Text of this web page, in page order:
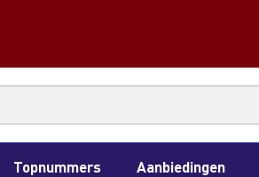
Topnummers Aanbiedingen